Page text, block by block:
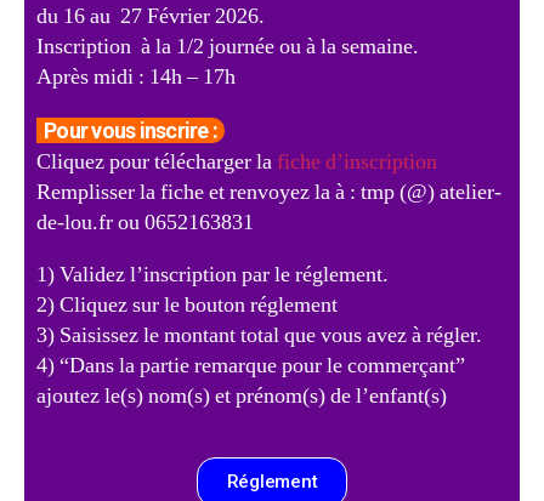
du 16 au 27 Février 2026.
Inscription à la 1/2 journée ou à la semaine.
Après midi : 14h – 17h
Pour vous inscrire :
Cliquez pour télécharger la fiche d’inscription
Remplisser la fiche et renvoyez la à : tmp (@) atelier-
de-lou.fr ou 0652163831
1) Validez l’inscription par le réglement.
2) Cliquez sur le bouton réglement
3) Saisissez le montant total que vous avez à régler.
4) “Dans la partie remarque pour le commerçant”
ajoutez le(s) nom(s) et prénom(s) de l’enfant(s)
Réglement